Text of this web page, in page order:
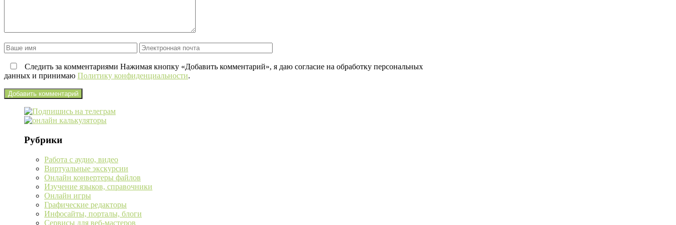
Следить за комментариями Нажимая кнопку «Добавить комментарий», я даю согласие на обработку персональных
данных и принимаю Политику конфиденциальности.
Рубрики
Работа с аудио, видео
Виртуальные экскурсии
Онлайн конвертеры файлов
Изучение языков, справочники
Онлайн игры
Графические редакторы
Инфосайты, порталы, блоги
Сервисы для веб-мастеров